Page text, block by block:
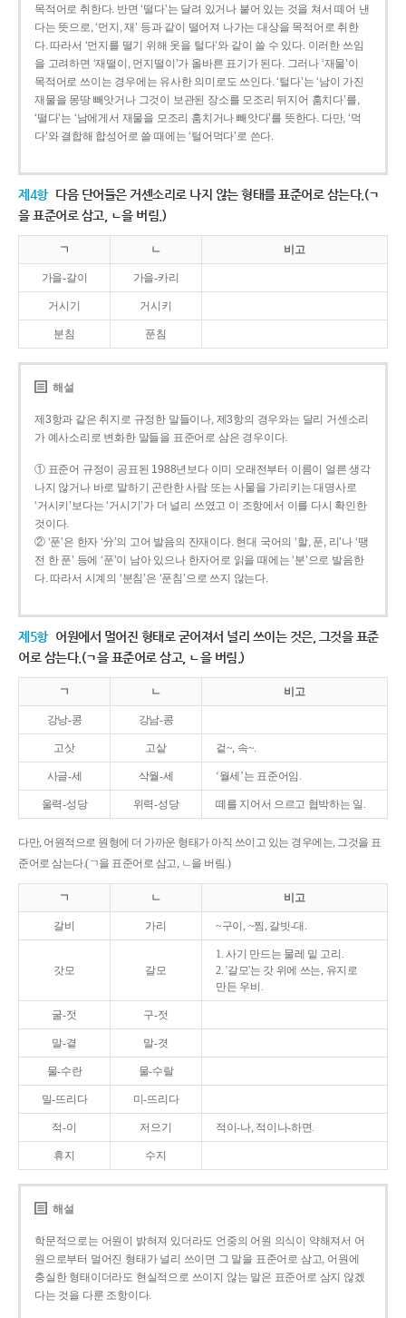
목적어로 취한다. 반면 ‘떨다’는 달려 있거나 붙어 있는 것을 쳐서 떼어 낸
다는 뜻으로, ‘먼지, 재’ 등과 같이 떨어져 나가는 대상을 목적어로 취한
다. 따라서 ‘먼지를 떨기 위해 옷을 털다’와 같이 쓸 수 있다. 이러한 쓰임
을 고려하면 ‘재떨이, 먼지떨이’가 올바른 표기가 된다. 그러나 ‘재물’이
목적어로 쓰이는 경우에는 유사한 의미로도 쓰인다. ‘털다’는 ‘남이 가진
재물을 몽땅 빼앗거나 그것이 보관된 장소를 모조리 뒤지어 훔치다’를,
‘떨다’는 ‘남에게서 재물을 모조리 훔치거나 빼앗다’를 뜻한다. 다만, ‘먹
다’와 결합해 합성어로 쓸 때에는 ‘털어먹다’로 쓴다.
제4항 다음 단어들은 거센소리로 나지 않는 형태를 표준어로 삼는다.(ㄱ
을 표준어로 삼고, ㄴ을 버림.)
ㄱ ㄴ 비고
가을-갈이 가을-카리
거시기 거시키
분침 푼침
해설
제3항과 같은 취지로 규정한 말들이나, 제3항의 경우와는 달리 거센소리
가 예사소리로 변화한 말들을 표준어로 삼은 경우이다.
① 표준어 규정이 공표된 1988년보다 이미 오래전부터 이름이 얼른 생각
나지 않거나 바로 말하기 곤란한 사람 또는 사물을 가리키는 대명사로
‘거시키’보다는 ‘거시기’가 더 널리 쓰였고 이 조항에서 이를 다시 확인한
것이다.
② ‘푼’은 한자 ‘分’의 고어 발음의 잔재이다. 현대 국어의 ‘할, 푼, 리’나 ‘땡
전 한 푼’ 등에 ‘푼’이 남아 있으나 한자어로 읽을 때에는 ‘분’으로 발음한
다. 따라서 시계의 ‘분침’은 ‘푼침’으로 쓰지 않는다.
제5항 어원에서 멀어진 형태로 굳어져서 널리 쓰이는 것은, 그것을 표준
어로 삼는다.(ㄱ을 표준어로 삼고, ㄴ을 버림.)
ㄱ ㄴ 비고
강낭-콩 강남-콩
고삿 고샅 겉~, 속~.
사글-세 삭월-세 ‘월세’는 표준어임.
울력-성당 위력-성당 떼를 지어서 으르고 협박하는 일.
다만, 어원적으로 원형에 더 가까운 형태가 아직 쓰이고 있는 경우에는, 그것을 표
준어로 삼는다.(ㄱ을 표준어로 삼고, ㄴ을 버림.)
ㄱ ㄴ 비고
갈비 가리 ~구이, ~찜, 갈빗-대.
갓모 갈모
1. 사기 만드는 물레 밑 고리.
2. '갈모'는 갓 위에 쓰는, 유지로
만든 우비.
굴-젓 구-젓
말-곁 말-겻
물-수란 물-수랄
밀-뜨리다 미-뜨리다
적-이 저으기 적이-나, 적이나-하면.
휴지 수지
해설
학문적으로는 어원이 밝혀져 있더라도 언중의 어원 의식이 약해져서 어
원으로부터 멀어진 형태가 널리 쓰이면 그 말을 표준어로 삼고, 어원에
충실한 형태이더라도 현실적으로 쓰이지 않는 말은 표준어로 삼지 않겠
다는 것을 다룬 조항이다.